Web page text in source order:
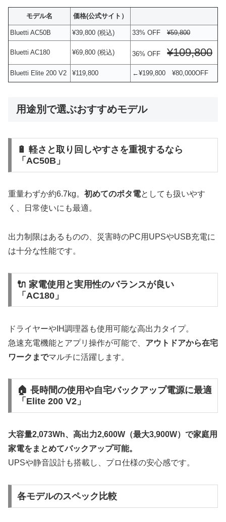
モデル名 価格(公式サイト）
Bluetti AC50B ¥39,800 (税込) 33% OFF ¥59,800
Bluetti AC180 ¥69,800 (税込) 36% OFF ¥109,800
Bluetti Elite 200 V2 ¥119,800 ←¥199,800 ¥80,000OFF
用途別で選ぶおすすめモデル
🔋 軽さと取り回しやすさを重視するなら
「AC50B」
重量わずか約6.7kg。 初めてのポタ電としても扱いやす
く、日常使いにも最適。
出力制限はあるものの、災害時のPC用UPSやUSB充電に
は十分な性能です。
🔌 家電使用と実用性のバランスが良い
「AC180」
ドライヤーやIH調理器も使用可能な高出力タイプ。
急速充電機能とアプリ操作が可能で、 アウトドアから在宅
ワークまでマルチに活躍します。
🏠 長時間の使用や自宅バックアップ電源に最適
「Elite 200 V2」
大容量2,073Wh、高出力2,600W（最大3,900W）で家庭用
家電をまとめてバックアップ可能。
UPSや静音設計も搭載し、プロ仕様の安心感です。
各モデルのスペック比較